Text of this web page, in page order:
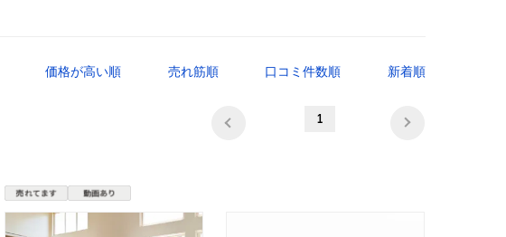
価格が高い順 売れ筋順 口コミ件数順 新着順
1